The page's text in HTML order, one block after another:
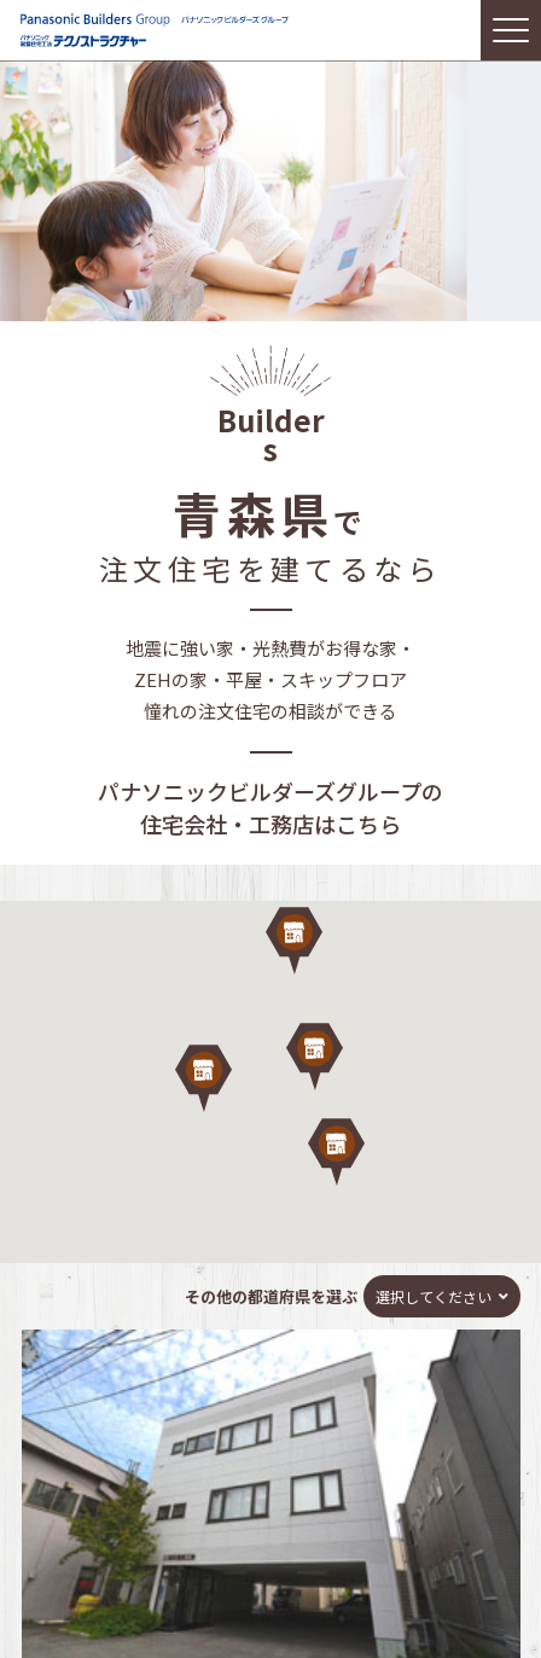
青森県で
注文住宅を建てるなら
地震に強い家・光熱費がお得な家・
ZEHの家・平屋・スキップフロア
憧れの注文住宅の相談ができる
パナソニックビルダーズグループの
住宅会社・工務店はこちら
その他の都道府県を選ぶ 選択してください